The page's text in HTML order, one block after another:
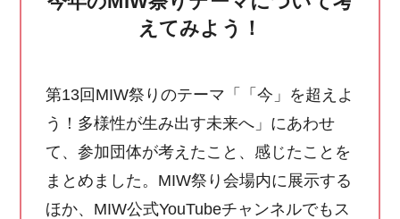
えてみよう！
第13回MIW祭りのテーマ「「今」を超えよ
う！多様性が生み出す未来へ」にあわせ
て、参加団体が考えたこと、感じたことを
まとめました。MIW祭り会場内に展示する
ほか、MIW公式YouTubeチャンネルでもス